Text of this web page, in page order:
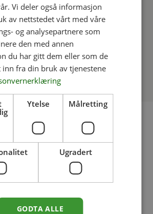
HAGEMØBLER
Luxor 2150 bord til 6 personer
kr 49,500.00
Kontakt
(+47) 413 64 345
Vi deler også informasjon
av nettstedet vårt med våre
og analysepartnere som
den med annen
du har gitt dem eller som de
inn fra din bruk av tjenestene
Ytelse Målretting
Ugradert
GODTA ALLE